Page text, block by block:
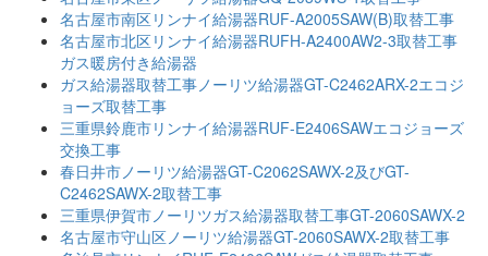
名古屋市南区リンナイ給湯器RUF-A2005SAW(B)取替工事
名古屋市北区リンナイ給湯器RUFH-A2400AW2-3取替工事
ガス暖房付き給湯器
ガス給湯器取替工事ノーリツ給湯器GT-C2462ARX-2エコジ
ョーズ取替工事
三重県鈴鹿市リンナイ給湯器RUF-E2406SAWエコジョーズ
交換工事
春日井市ノーリツ給湯器GT-C2062SAWX-2及びGT-
C2462SAWX-2取替工事
三重県伊賀市ノーリツガス給湯器取替工事GT-2060SAWX-2
名古屋市守山区ノーリツ給湯器GT-2060SAWX-2取替工事